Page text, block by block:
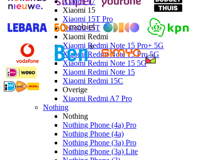
Xiaomi 15
Xiaomi 15T Pro
Xiaomi 15T
Xiaomi Redmi
Xiaomi Redmi Note 15 Pro+ 5G
Xiaomi Redmi Note 15 Pro 5G
Xiaomi Redmi Note 15 5G
Xiaomi Redmi Note 15
Xiaomi Redmi 15C
Overige
Xiaomi Redmi A7 Pro
Nothing
Nothing
Nothing Phone (4a) Pro
Nothing Phone (4a)
Nothing Phone (3a) Pro
Nothing Phone (3a) Lite